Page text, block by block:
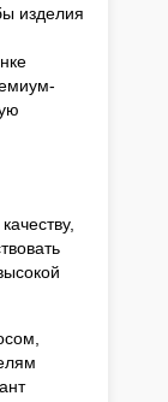
изделия